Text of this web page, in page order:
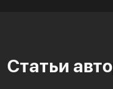
Статьи